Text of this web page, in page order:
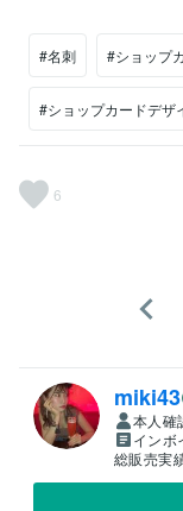
#名刺 #ショップ
#ショップカードデザ
6
miki43
本人確
インボ
総販売実